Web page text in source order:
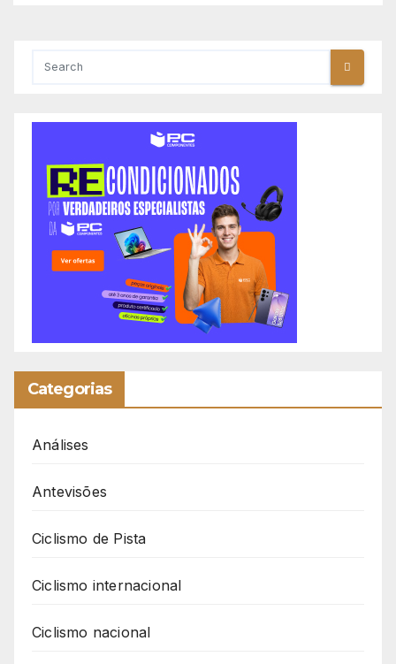
Categorias
Análises
Antevisões
Ciclismo de Pista
Ciclismo internacional
Ciclismo nacional